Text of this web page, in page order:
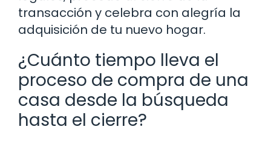
transacción y celebra con alegría la
adquisición de tu nuevo hogar.
¿Cuánto tiempo lleva el
proceso de compra de una
casa desde la búsqueda
hasta el cierre?